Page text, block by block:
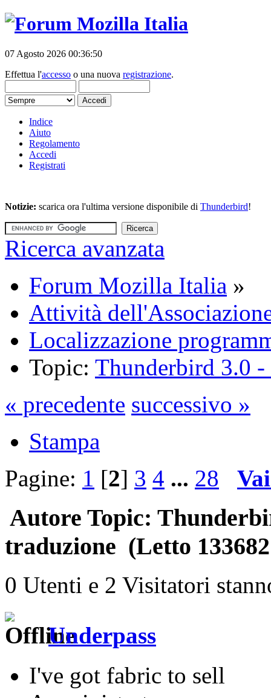
07 Agosto 2026 00:36:50
Effettua l'accesso o una nuova registrazione.
Indice
Aiuto
Regolamento
Accedi
Registrati
Notizie: scarica ora l'ultima versione disponibile di Thunderbird!
Ricerca avanzata
Forum Mozilla Italia »
Attività
Localizzazione
Topic: Thunderbird 3.0
« precedente successivo »
Stampa
Pagine: 1 [2] 3 4 ... 28
Autore Topic:
traduzione (Letto
0 Utenti e 2 Visitatori
Underpass
I've got fabric to sell